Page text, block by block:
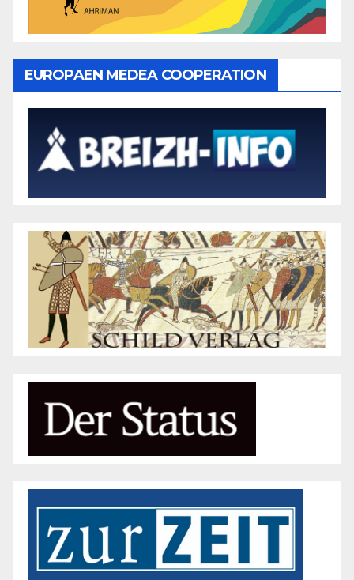
EUROPAEN MEDEA COOPERATION